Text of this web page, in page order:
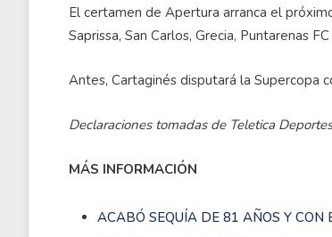
El certamen de Apertura arranca el
Saprissa, San Carlos, Grecia, Puntarenas
Antes, Cartaginés disputará la Supercopa
Declaraciones tomadas de Teletica
MÁS INFORMACIÓN
ACABÓ SEQUÍA DE 81 AÑOS Y CON